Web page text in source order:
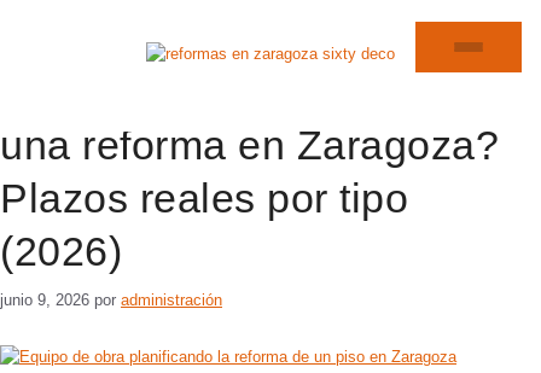
Precios y guías
una reforma en Zaragoza?
Plazos reales por tipo
(2026)
junio 9, 2026 por administración